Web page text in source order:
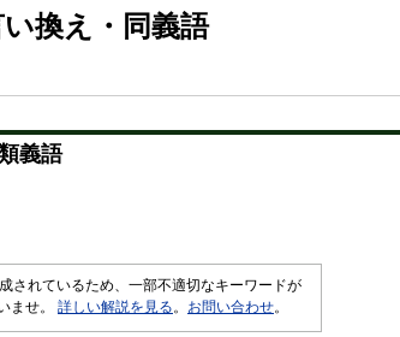
換え・同義語
義語
されているため、一部不適切なキーワードが
ませ。 詳しい解説を見る 。 お問い合わせ。